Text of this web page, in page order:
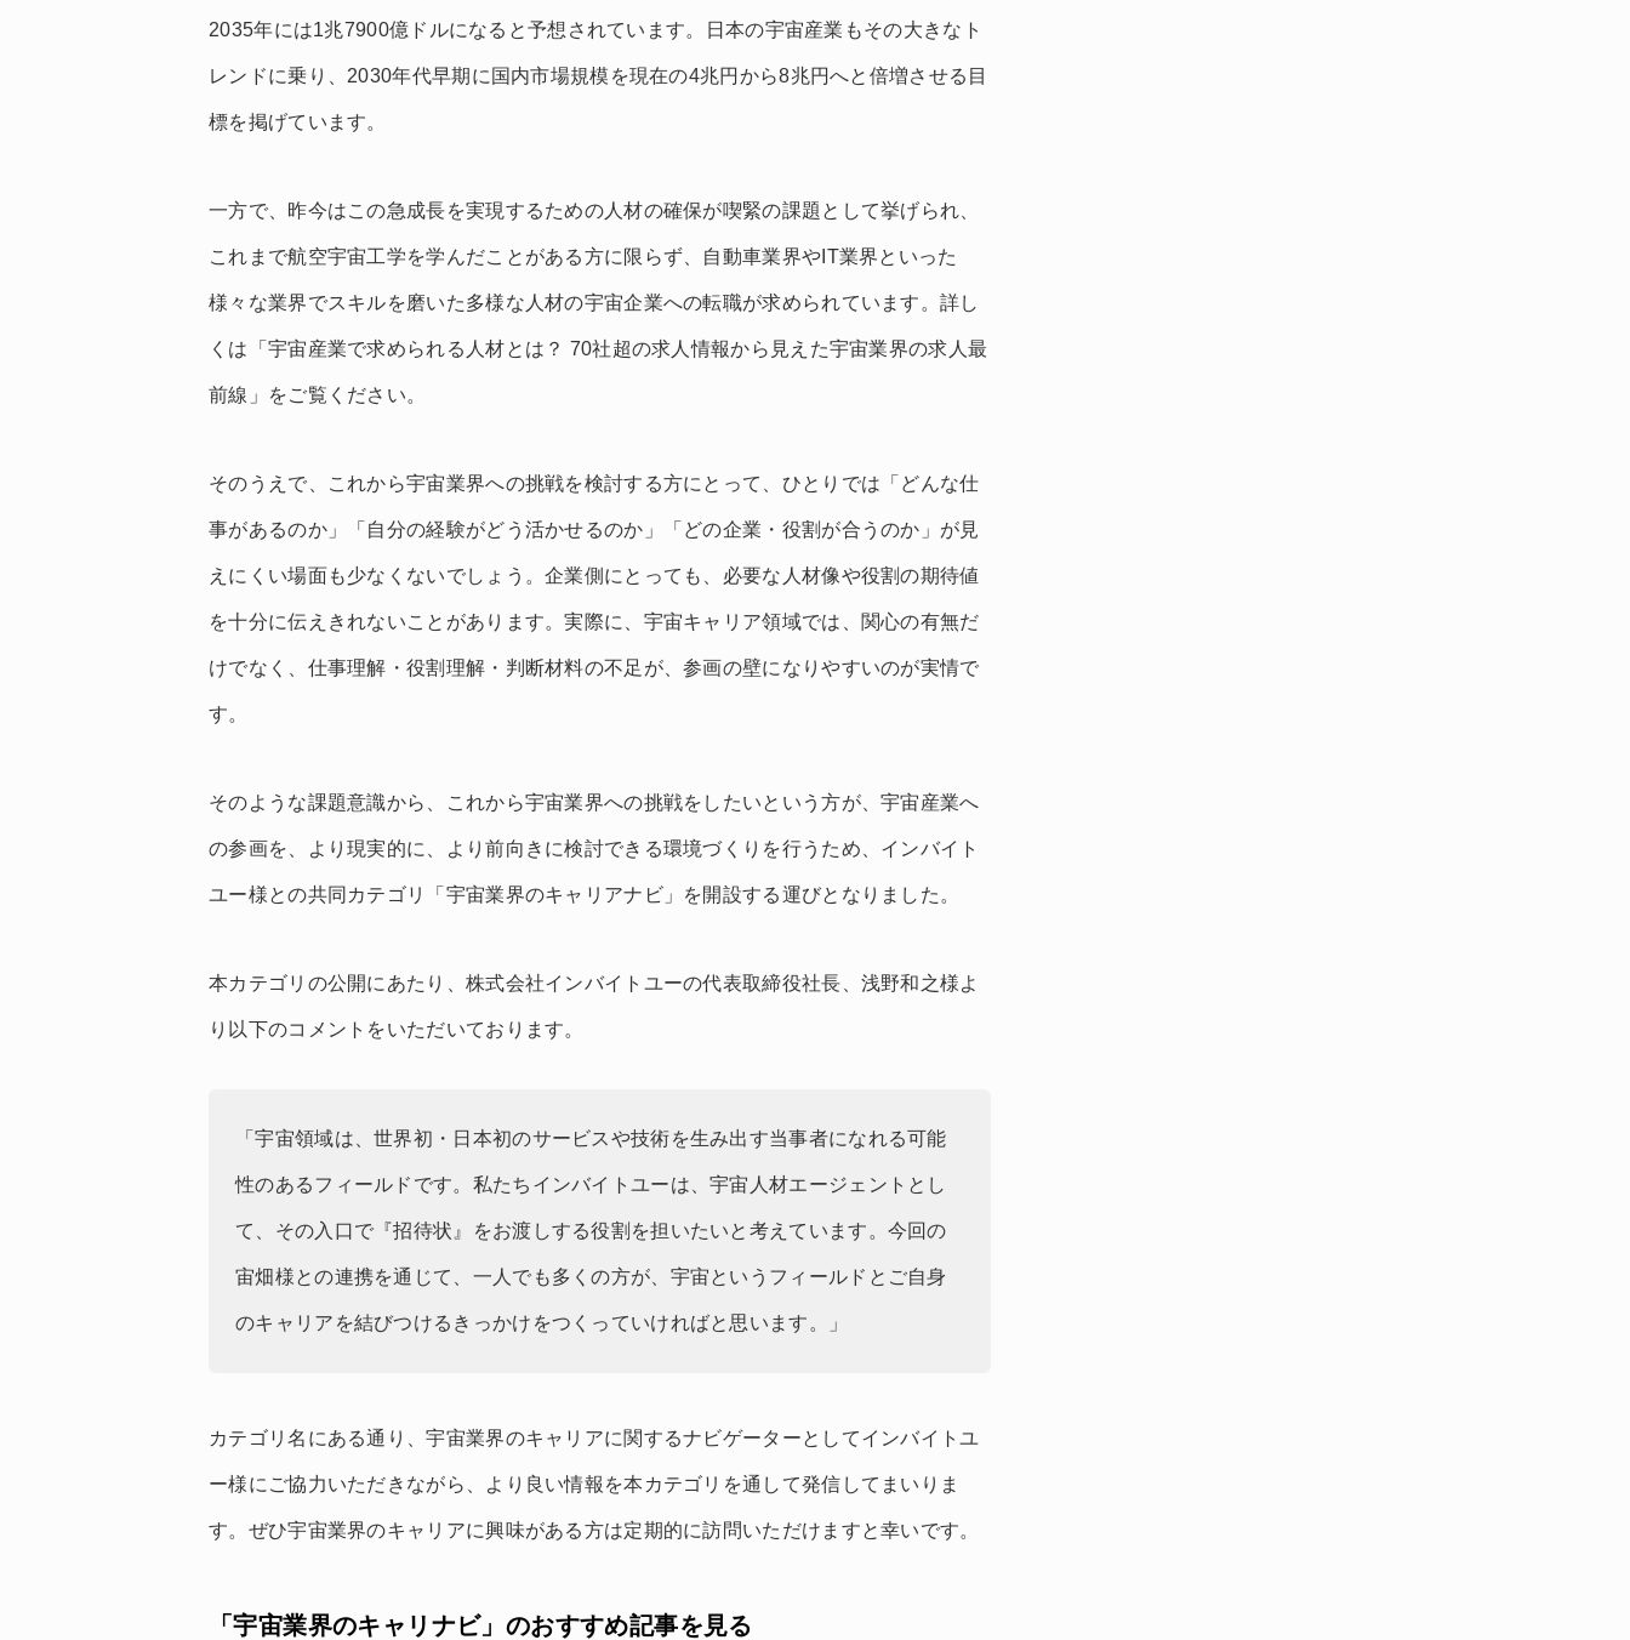
2035年には1兆7900億ドルになると予想されています。日本の宇宙産業もその大きなト
レンドに乗り、2030年代早期に国内市場規模を現在の4兆円から8兆円へと倍増させる目
標を掲げています。
一方で、昨今はこの急成長を実現するための人材の確保が喫緊の課題として挙げられ、
これまで航空宇宙工学を学んだことがある方に限らず、自動車業界やIT業界といった
様々な業界でスキルを磨いた多様な人材の宇宙企業への転職が求められています。詳し
くは「宇宙産業で求められる人材とは？ 70社超の求人情報から見えた宇宙業界の求人最
前線」をご覧ください。
そのうえで、これから宇宙業界への挑戦を検討する方にとって、ひとりでは「どんな仕
事があるのか」「自分の経験がどう活かせるのか」「どの企業・役割が合うのか」が見
えにくい場面も少なくないでしょう。企業側にとっても、必要な人材像や役割の期待値
を十分に伝えきれないことがあります。実際に、宇宙キャリア領域では、関心の有無だ
けでなく、仕事理解・役割理解・判断材料の不足が、参画の壁になりやすいのが実情で
す。
そのような課題意識から、これから宇宙業界への挑戦をしたいという方が、宇宙産業へ
の参画を、より現実的に、より前向きに検討できる環境づくりを行うため、インバイト
ユー様との共同カテゴリ「宇宙業界のキャリアナビ」を開設する運びとなりました。
本カテゴリの公開にあたり、株式会社インバイトユーの代表取締役社長、浅野和之様よ
り以下のコメントをいただいております。
「宇宙領域は、世界初・日本初のサービスや技術を生み出す当事者になれる可能
性のあるフィールドです。私たちインバイトユーは、宇宙人材エージェントとし
て、その入口で『招待状』をお渡しする役割を担いたいと考えています。今回の
宙畑様との連携を通じて、一人でも多くの方が、宇宙というフィールドとご自身
のキャリアを結びつけるきっかけをつくっていければと思います。」
カテゴリ名にある通り、宇宙業界のキャリアに関するナビゲーターとしてインバイトユ
ー様にご協力いただきながら、より良い情報を本カテゴリを通して発信してまいりま
す。ぜひ宇宙業界のキャリアに興味がある方は定期的に訪問いただけますと幸いです。
「宇宙業界のキャリナビ」のおすすめ記事を見る